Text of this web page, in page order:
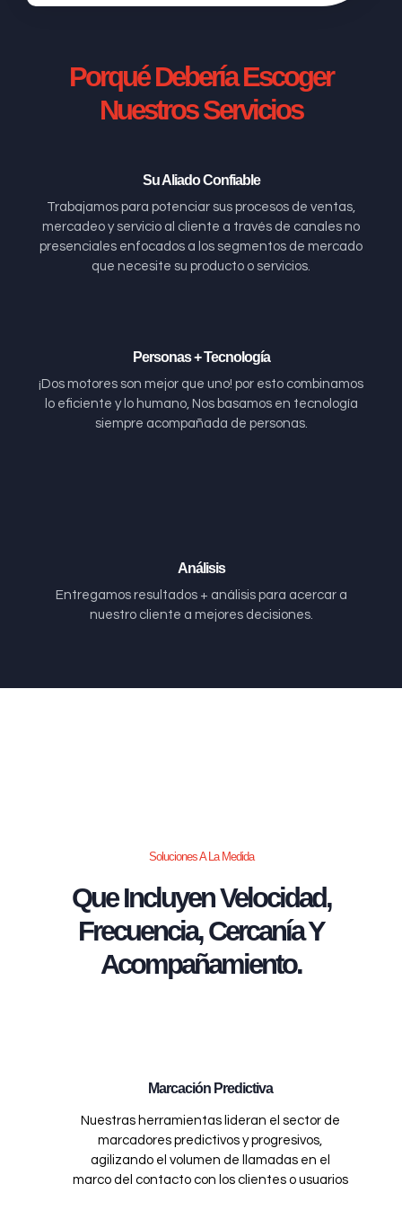
Porqué Debería Escoger
Nuestros Servicios
Su Aliado Confiable
Trabajamos para potenciar sus procesos de ventas,
mercadeo y servicio al cliente a través de canales no
presenciales enfocados a los segmentos de mercado
que necesite su producto o servicios.
Personas + Tecnología
¡Dos motores son mejor que uno! por esto combinamos
lo eficiente y lo humano, Nos basamos en tecnología
siempre acompañada de personas.
Análisis
Entregamos resultados + análisis para acercar a
nuestro cliente a mejores decisiones.
Soluciones A La Medida
Que Incluyen Velocidad,
Frecuencia, Cercanía Y
Acompañamiento.
Marcación Predictiva
Nuestras herramientas lideran el sector de
marcadores predictivos y progresivos,
agilizando el volumen de llamadas en el
marco del contacto con los clientes o usuarios